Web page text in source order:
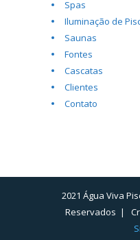
Spas
Iluminação de
Saunas
Fontes
Cascatas
Clientes
Contato
2021 Água Viva
Reservados |